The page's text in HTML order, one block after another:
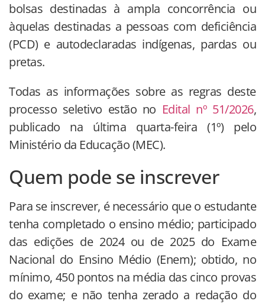
bolsas destinadas à ampla concorrência ou
àquelas destinadas a pessoas com deficiência
(PCD) e autodeclaradas indígenas, pardas ou
pretas.
Todas as informações sobre as regras deste
processo seletivo estão no Edital nº 51/2026,
publicado na última quarta-feira (1º) pelo
Ministério da Educação (MEC).
Quem pode se inscrever
Para se inscrever, é necessário que o estudante
tenha completado o ensino médio; participado
das edições de 2024 ou de 2025 do Exame
Nacional do Ensino Médio (Enem); obtido, no
mínimo, 450 pontos na média das cinco provas
do exame; e não tenha zerado a redação do